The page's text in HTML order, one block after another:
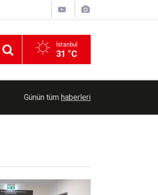
İstanbul
31 °C
Siirt'te koruma altındaki 5 yaban keçisini
Günün tüm haberleri